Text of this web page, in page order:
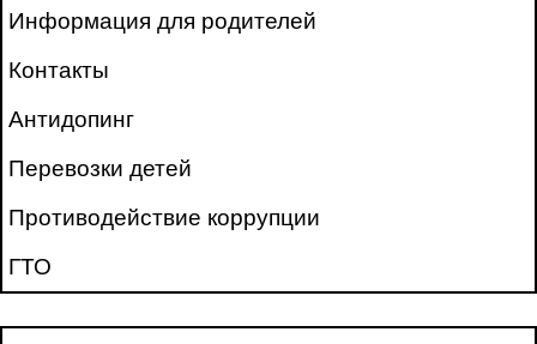
Информация для родителей
Контакты
Антидопинг
Перевозки детей
Противодействие коррупции
ГТО